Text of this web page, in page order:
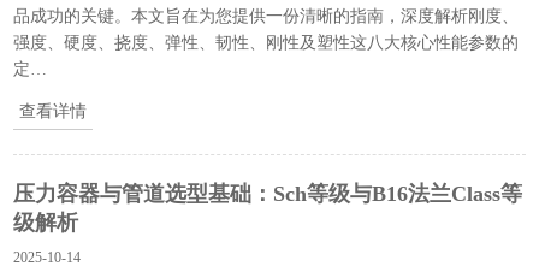
品成功的关键。本文旨在为您提供一份清晰的指南，深度解析刚度、
强度、硬度、挠度、弹性、韧性、刚性及塑性这八大核心性能参数的
定…
查看详情
压力容器与管道选型基础：Sch等级与B16法兰Class等
级解析
2025-10-14